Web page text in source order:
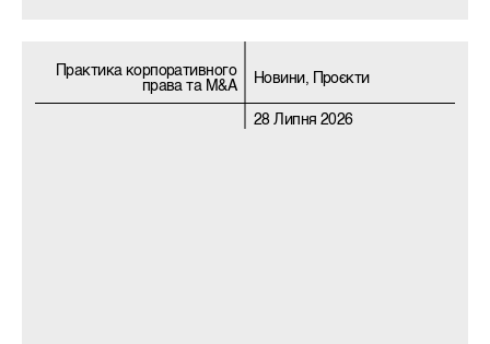
Практика корпоративного
права та M&A
Новини, Проєкти
28 Липня 2026